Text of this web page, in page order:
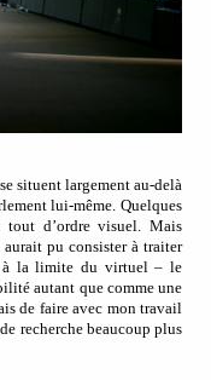
situent largement au-delà
lui-même. Quelques
tout d’ordre visuel. Mais
aurait pu consister à traiter
à la limite du virtuel – le
autant que comme une
de faire avec mon travail
recherche beaucoup plus